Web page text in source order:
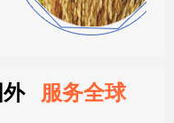
服务全球